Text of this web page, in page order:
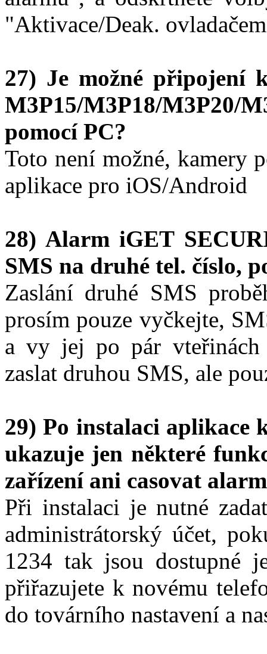
"Aktivace/Deak.
27) Je možné připojení
M3P15/M3P18/M3P20/
pomocí PC?
Toto není možné, kamery
aplikace pro iOS/Android
28) Alarm iGET
SMS na druhé tel. číslo,
Zaslání druhé SMS
prosím pouze vyčkejte,
a vy jej po pár vteřinách
zaslat druhou SMS, ale
29) Po instalaci aplikace
ukazuje jen některé
zařízení ani casovat
Při instalaci je nutné
administrátorský účet,
1234 tak jsou dostupné
přiřazujete k novému
do továrního nastavení a